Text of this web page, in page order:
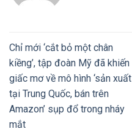
Chỉ mới ‘cắt bỏ một chân
kiềng’, tập đoàn Mỹ đã khiến
giấc mơ về mô hình ‘sản xuất
tại Trung Quốc, bán trên
Amazon’ sụp đổ trong nháy
mắt